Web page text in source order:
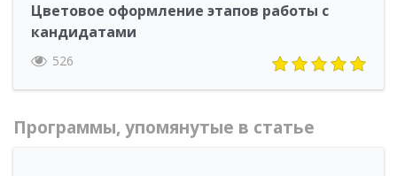
Цветовое оформление этапов работы с
кандидатами
526
Программы, упомянутые в статье